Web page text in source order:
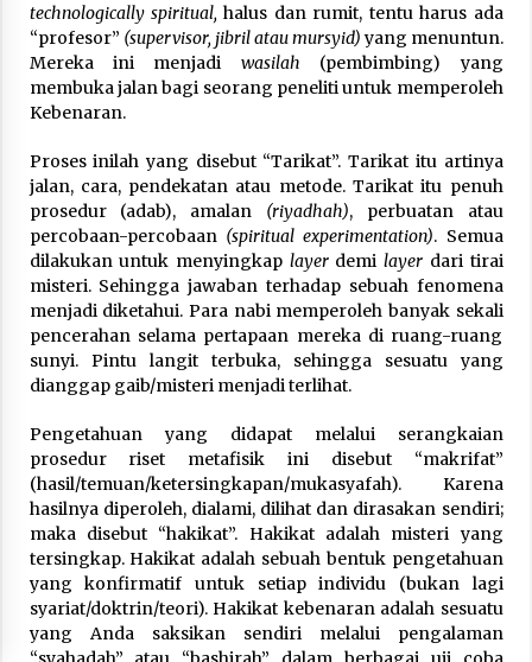
technologically spiritual, halus dan rumit, tentu harus ada
“profesor” (supervisor, jibril atau mursyid)yang menuntun.
Mereka ini menjadi wasilah (pembimbing) yang
membuka jalan bagi seorang peneliti untuk memperoleh
Kebenaran.
Proses inilah yang disebut “Tarikat”. Tarikat itu artinya
jalan, cara, pendekatan atau metode. Tarikat itu penuh
prosedur (adab), amalan (riyadhah), perbuatan atau
percobaan-percobaan (spiritual experimentation). Semua
dilakukan untuk menyingkap layer demilayer dari tirai
misteri. Sehingga jawaban terhadap sebuah fenomena
menjadi diketahui. Para nabi memperoleh banyak sekali
pencerahan selama pertapaan mereka di ruang-ruang
sunyi. Pintu langit terbuka, sehingga sesuatu yang
dianggap gaib/misteri menjadi terlihat.
Pengetahuan yang didapat melalui serangkaian
prosedur riset metafisik ini disebut “makrifat”
(hasil/temuan/ketersingkapan/mukasyafah). Karena
hasilnya diperoleh, dialami, dilihat dan dirasakan sendiri;
maka disebut “hakikat”. Hakikat adalah misteri yang
tersingkap. Hakikat adalah sebuah bentuk pengetahuan
yang konfirmatif untuk setiap individu (bukan lagi
syariat/doktrin/teori). Hakikat kebenaran adalah sesuatu
yang Anda saksikan sendiri melalui pengalaman